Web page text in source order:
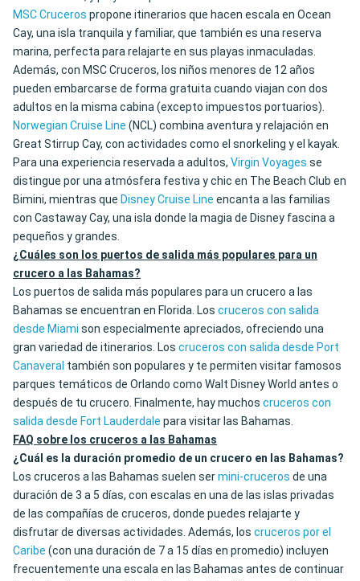
MSC Cruceros propone itinerarios que hacen escala en Ocean
Cay, una isla tranquila y familiar, que también es una reserva
marina, perfecta para relajarte en sus playas inmaculadas.
Además, con MSC Cruceros, los niños menores de 12 años
pueden embarcarse de forma gratuita cuando viajan con dos
adultos en la misma cabina (excepto impuestos portuarios).
Norwegian Cruise Line (NCL) combina aventura y relajación en
Great Stirrup Cay, con actividades como el snorkeling y el kayak.
Para una experiencia reservada a adultos, Virgin Voyages se
distingue por una atmósfera festiva y chic en The Beach Club en
Bimini, mientras que Disney Cruise Line encanta a las familias
con Castaway Cay, una isla donde la magia de Disney fascina a
pequeños y grandes.
¿Cuáles son los puertos de salida más populares para un
crucero a las Bahamas?
Los puertos de salida más populares para un crucero a las
Bahamas se encuentran en Florida. Los cruceros con salida
desde Miami son especialmente apreciados, ofreciendo una
gran variedad de itinerarios. Los cruceros con salida desde Port
Canaveral también son populares y te permiten visitar famosos
parques temáticos de Orlando como Walt Disney World antes o
después de tu crucero. Finalmente, hay muchos cruceros con
salida desde Fort Lauderdale para visitar las Bahamas.
FAQ sobre los cruceros a las Bahamas
¿Cuál es la duración promedio de un crucero en las Bahamas?
Los cruceros a las Bahamas suelen sermini-cruceros de una
duración de 3 a 5 días, con escalas en una de las islas privadas
de las compañías de cruceros, donde puedes relajarte y
disfrutar de diversas actividades. Además, los cruceros por el
Caribe (con una duración de 7 a 15 días en promedio) incluyen
frecuentemente una escala en las Bahamas antes de continuar